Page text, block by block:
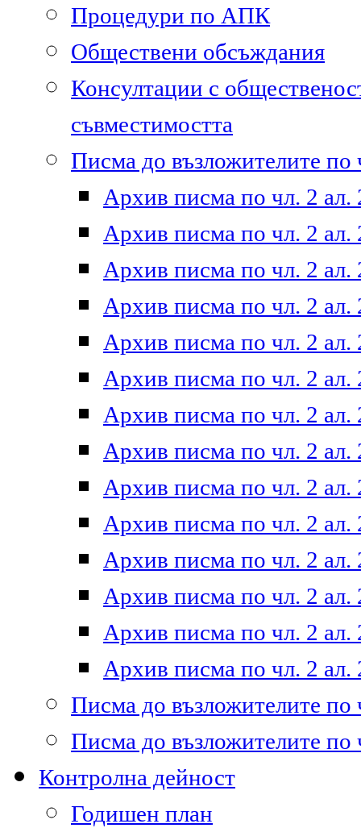
Процедури по АПК
Обществени обсъждания
Консултации с
съвместимостта
Писма до възложителите по
Архив писма по чл. 2 ал.
Архив писма по чл. 2 ал.
Архив писма по чл. 2 ал.
Архив писма по чл. 2 ал.
Архив писма по чл. 2 ал.
Архив писма по чл. 2 ал.
Архив писма по чл. 2 ал.
Архив писма по чл. 2 ал.
Архив писма по чл. 2 ал.
Архив писма по чл. 2 ал.
Архив писма по чл. 2 ал.
Архив писма по чл. 2 ал.
Архив писма по чл. 2 ал.
Архив писма по чл. 2 ал.
Писма до възложителите по
Писма до възложителите по
Контролна дейност
Годишен план